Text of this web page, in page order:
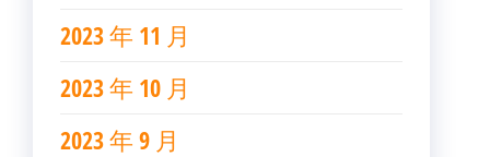
2023 年 11 月
2023 年 10 月
2023 年 9 月